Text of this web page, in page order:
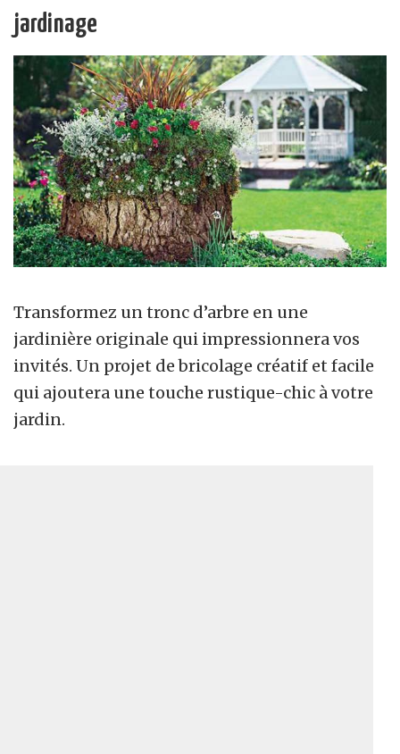
jardinage
Transformez un tronc d’arbre en une
jardinière originale qui impressionnera vos
invités. Un projet de bricolage créatif et facile
qui ajoutera une touche rustique-chic à votre
jardin.